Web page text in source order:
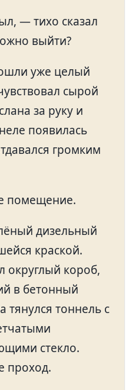
— тихо сказал
выйти?
уже целый
сырой
за руку и
появилась
громким
помещение.
дизельный
краской.
округлый короб,
в бетонный
тянулся тоннель с
стекло.
проход.